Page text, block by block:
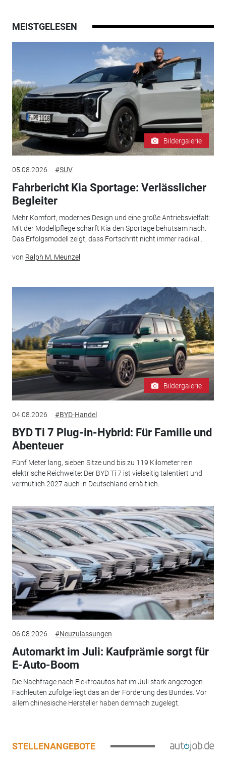
MEISTGELESEN
Bildergalerie
05.08.2026 #SUV
Fahrbericht Kia Sportage: Verlässlicher
Begleiter
Mehr Komfort, modernes Design und eine große Antriebsvielfalt:
Mit der Modellpflege schärft Kia den Sportage behutsam nach.
Das Erfolgsmodell zeigt, dass Fortschritt nicht immer radikal...
von Ralph M. Meunzel
Bildergalerie
04.08.2026 #BYD-Handel
BYD Ti 7 Plug-in-Hybrid: Für Familie und
Abenteuer
Fünf Meter lang, sieben Sitze und bis zu 119 Kilometer rein
elektrische Reichweite: Der BYD Ti 7 ist vielseitig talentiert und
vermutlich 2027 auch in Deutschland erhältlich.
06.08.2026 #Neuzulassungen
Automarkt im Juli: Kaufprämie sorgt für
E-Auto-Boom
Die Nachfrage nach Elektroautos hat im Juli stark angezogen.
Fachleuten zufolge liegt das an der Förderung des Bundes. Vor
allem chinesische Hersteller haben demnach zugelegt.
STELLENANGEBOTE